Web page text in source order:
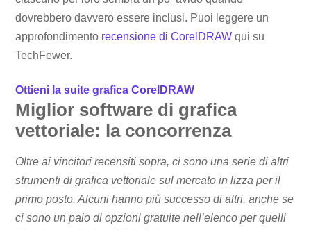
dovrebbero davvero essere inclusi. Puoi leggere un
approfondimento recensione di CorelDRAW qui su
TechFewer.
Ottieni la suite grafica CorelDRAW
Miglior software di grafica
vettoriale: la concorrenza
Oltre ai vincitori recensiti sopra, ci sono una serie di altri
strumenti di grafica vettoriale sul mercato in lizza per il
primo posto. Alcuni hanno più successo di altri, anche se
ci sono un paio di opzioni gratuite nell’elenco per quelli